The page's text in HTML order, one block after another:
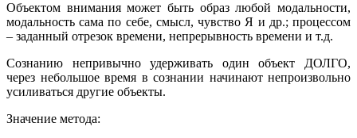
Объектом внимания может быть образ любой модальности,
модальность сама по себе, смысл, чувство Я и др.; процессом
– заданный отрезок времени, непрерывность времени и т.д.
Сознанию непривычно удерживать один объект ДОЛГО,
через небольшое время в сознании начинают непроизвольно
усиливаться другие объекты.
Значение метода: